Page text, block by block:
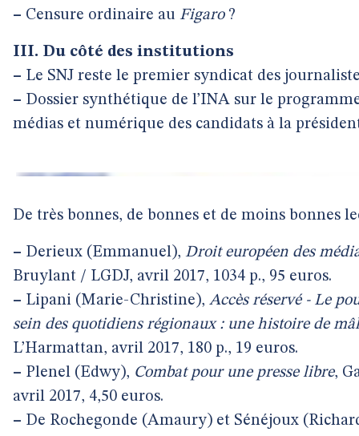
– Censure ordinaire au Figaro?
III. Du côté des institutions
– Le SNJ reste le premier syndicat des
– Dossier synthétique de l’INA sur le
médias et numérique des candidats à la
De très bonnes, de bonnes et de moins bonnes
– Derieux (Emmanuel), Droit européen des
Bruylant / LGDJ, avril 2017, 1034 p., 95 euros.
– Lipani (Marie-Christine), Accès réservé - Le
sein des quotidiens régionaux : une histoire de
L’Harmattan, avril 2017, 180 p., 19 euros.
– Plenel (Edwy), Combat pour une presse libre,
avril 2017, 4,50 euros.
– De Rochegonde (Amaury) et Sénéjoux